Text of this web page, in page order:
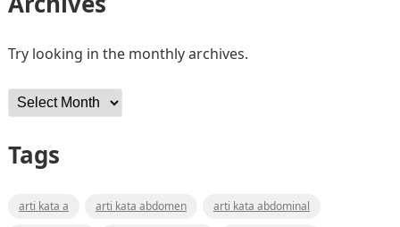
Try looking in the monthly archives.
Archives
Tags
arti kata a arti kata abdomen
arti kata abdominal